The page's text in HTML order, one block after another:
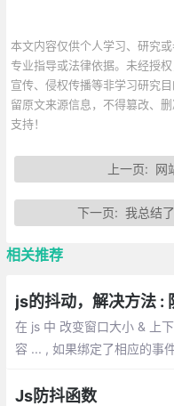
本文内容仅供个人学习、研究
专业指导或法律依据。未经授
宣传、侵权传播等非学习研究
留原文来源信息，不得篡改、
支持！
上一页: 网
下一页: 我总结
相关推荐
js的抖动，解决方法 :
在 js 中 改变窗口大小 & 上
容 ... , 如果绑定了相应的事
Js防抖函数